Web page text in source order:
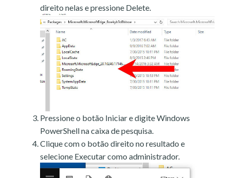
direito nelas e pressione Delete.
Pressione o botão Iniciar e digite Windows
PowerShell na caixa de pesquisa.
Clique com o botão direito no resultado e
selecione Executar como administrador.